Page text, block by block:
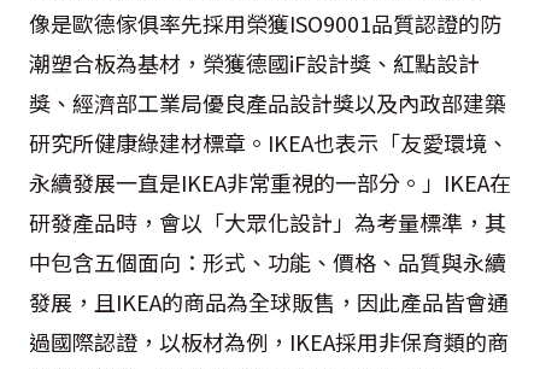
像是歐德傢俱率先採用榮獲ISO9001品質認證的防
潮塑合板為基材，榮獲德國iF設計獎、紅點設計
獎、經濟部工業局優良產品設計獎以及內政部建築
研究所健康綠建材標章。IKEA也表示「友愛環境、
永續發展一直是IKEA非常重視的一部分。」IKEA在
研發產品時，會以「大眾化設計」為考量標準，其
中包含五個面向：形式、功能、價格、品質與永續
發展，且IKEA的商品為全球販售，因此產品皆會通
過國際認證，以板材為例，IKEA採用非保育類的商